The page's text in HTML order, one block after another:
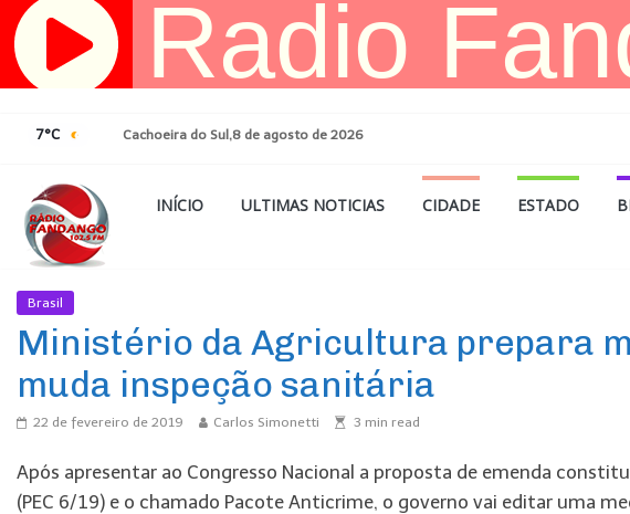
Pular
para
7°C Cachoeira do Sul,8 de agosto de 2026
INÍCIO ULTIMAS NOTICIAS CIDADE ESTADO
Brasil
Ministério da Agricultura prepara
muda inspeção sanitária
22 de fevereiro de 2019 Carlos Simonetti 3 min read
Após apresentar ao Congresso Nacional a proposta de emenda
(PEC 6/19) e o chamado Pacote Anticrime, o governo vai editar uma